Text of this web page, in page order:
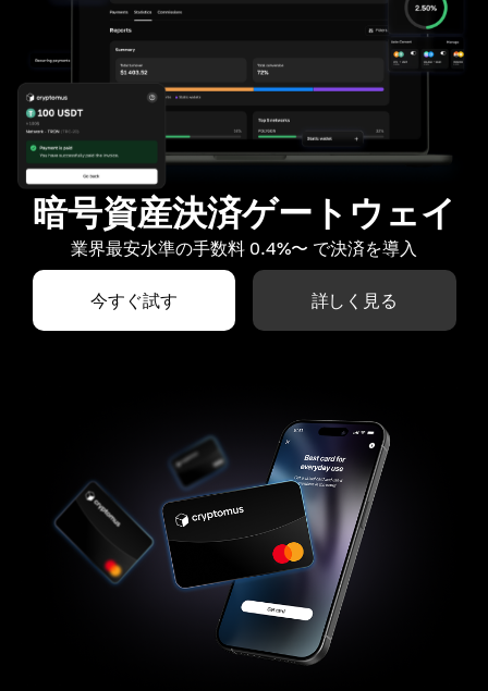
暗号資産決済ゲートウェイ
業界最安水準の手数料 0.4%〜 で決済を導入
今すぐ試す 詳しく見る